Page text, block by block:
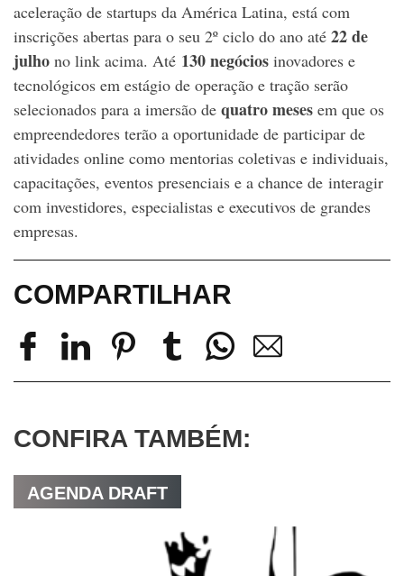
aceleração de startups da América Latina, está com
inscrições abertas para o seu 2º ciclo do ano até 22 de
julho no link acima. Até 130 negócios inovadores e
tecnológicos em estágio de operação e tração serão
selecionados para a imersão de quatro meses em que os
empreendedores terão a oportunidade de participar de
atividades online como mentorias coletivas e individuais,
capacitações, eventos presenciais e a chance de interagir
com investidores, especialistas e executivos de grandes
empresas.
COMPARTILHAR
CONFIRA TAMBÉM:
AGENDA DRAFT